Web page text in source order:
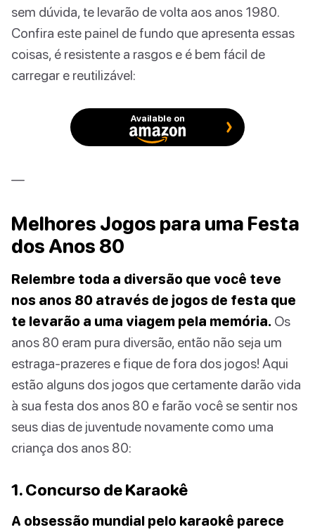
sem dúvida, te levarão de volta aos anos 1980.
Confira este painel de fundo que apresenta essas
coisas, é resistente a rasgos e é bem fácil de
carregar e reutilizável:
Available on
—
Melhores Jogos para uma Festa
dos Anos 80
Relembre toda a diversão que você teve
nos anos 80 através de jogos de festa que
te levarão a uma viagem pela memória. Os
anos 80 eram pura diversão, então não seja um
estraga-prazeres e fique de fora dos jogos! Aqui
estão alguns dos jogos que certamente darão vida
à sua festa dos anos 80 e farão você se sentir nos
seus dias de juventude novamente como uma
criança dos anos 80:
1. Concurso de Karaokê
A obsessão mundial pelo karaokê parece